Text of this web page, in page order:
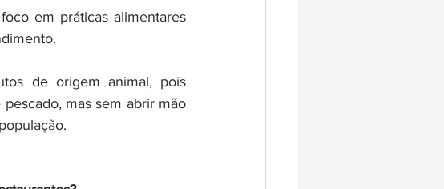
em práticas alimentares
de origem animal, pois
mas sem abrir mão